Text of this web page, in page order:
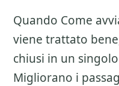
Quando Come
viene trattato
chiusi in un
Migliorano i